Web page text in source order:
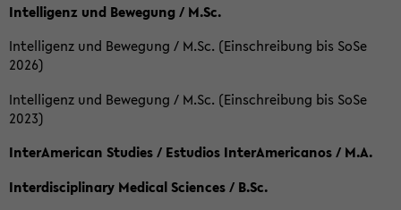
Intelligenz und Bewegung / M.Sc.
Intelligenz und Bewegung / M.Sc. (Einschreibung bis SoSe
2026)
Intelligenz und Bewegung / M.Sc. (Einschreibung bis SoSe
2023)
InterAmerican Studies / Estudios InterAmericanos / M.A.
Interdisciplinary Medical Sciences / B.Sc.